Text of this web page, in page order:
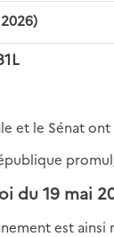
et le Sénat
du 19 mai
est ainsi